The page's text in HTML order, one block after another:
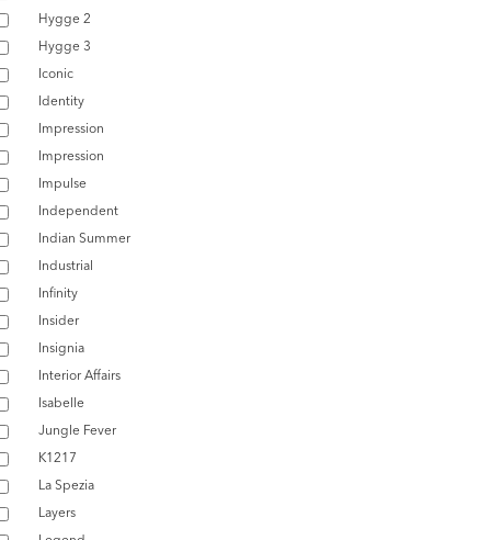
Hygge 2
Hygge 3
Iconic
Identity
Impression
Impression
Impulse
Independent
Indian Summer
Industrial
Infinity
Insider
Insignia
Interior Affairs
Isabelle
Jungle Fever
K1217
La Spezia
Layers